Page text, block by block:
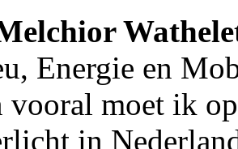
Energie en
vooral moet ik
in